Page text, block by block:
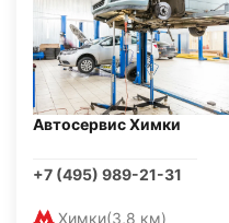
Автосервис Химки
+7 (495) 989-21-31
Химки(3,8 км)